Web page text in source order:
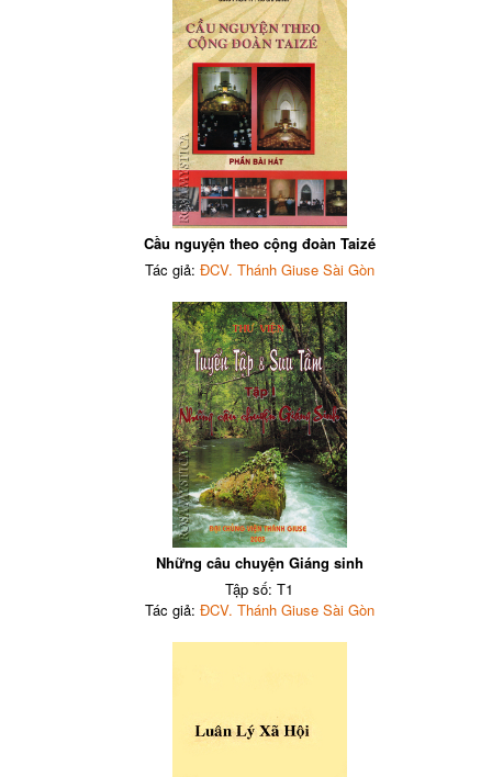
Cầu nguyện theo cộng đoàn Taizé
Tác giả: ĐCV. Thánh Giuse Sài Gòn
Những câu chuyện Giáng sinh
Tập số: T1
Tác giả: ĐCV. Thánh Giuse Sài Gòn